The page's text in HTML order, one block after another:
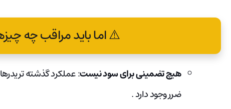
⚠️ اما باید مراقب چه
هیچ تضمینی برای سود نیست: عملکرد گذشته
ضرر وجود دارد.